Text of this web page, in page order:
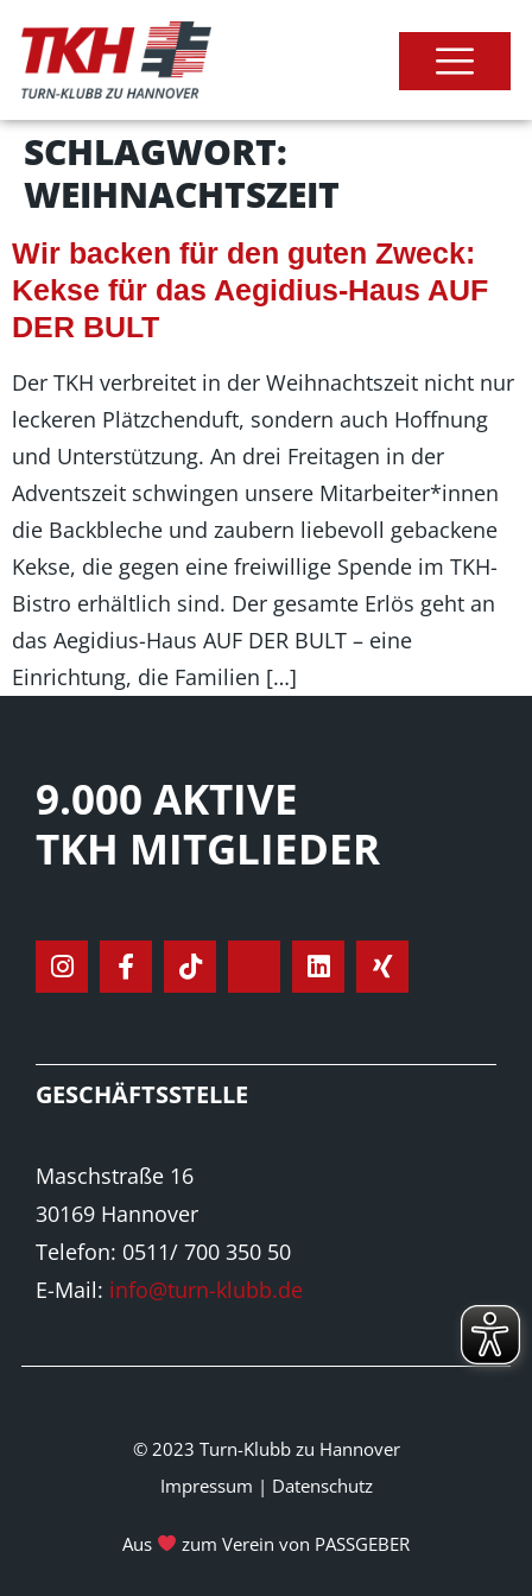
SCHLAGWORT:
WEIHNACHTSZEIT
Wir backen für den guten Zweck:
Kekse für das Aegidius-Haus AUF
DER BULT
Der TKH verbreitet in der Weihnachtszeit nicht nur
leckeren Plätzchenduft, sondern auch Hoffnung
und Unterstützung. An drei Freitagen in der
Adventszeit schwingen unsere Mitarbeiter*innen
die Backbleche und zaubern liebevoll gebackene
Kekse, die gegen eine freiwillige Spende im TKH-
Bistro erhältlich sind. Der gesamte Erlös geht an
das Aegidius-Haus AUF DER BULT – eine
Einrichtung, die Familien […]
9.000 AKTIVE
TKH MITGLIEDER
GESCHÄFTSSTELLE
Maschstraße 16
30169 Hannover
Telefon: 0511/ 700 350 50
E-Mail: info@turn-klubb.de
© 2023 Turn-Klubb zu Hannover
Impressum | Datenschutz
Aus zum Verein von PASSGEBER